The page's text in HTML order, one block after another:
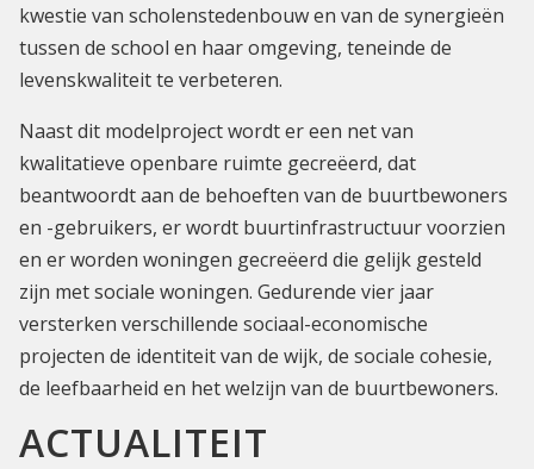
kwestie van scholenstedenbouw en van de synergieën
tussen de school en haar omgeving, teneinde de
levenskwaliteit te verbeteren.
Naast dit modelproject wordt er een net van
kwalitatieve openbare ruimte gecreëerd, dat
beantwoordt aan de behoeften van de buurtbewoners
en -gebruikers, er wordt buurtinfrastructuur voorzien
en er worden woningen gecreëerd die gelijk gesteld
zijn met sociale woningen. Gedurende vier jaar
versterken verschillende sociaal-economische
projecten de identiteit van de wijk, de sociale cohesie,
de leefbaarheid en het welzijn van de buurtbewoners.
ACTUALITEIT